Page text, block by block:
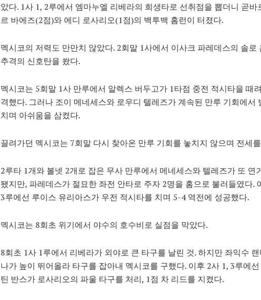
았다. 1사 1, 2루에서 엠마누엘 리베라의 희생타로 선취점을 뽑더니 곧바
르 바에즈(2점)와 에디 로사리오(1점)의 백투백 홈런이 터졌다.
멕시코의 저력도 만만치 않았다. 2회말 1사에서 이사크 파레데스의 솔로
추격의 신호탄을 쐈다.
멕시코는 5회말 1사 만루에서 알렉스 버두고가 1타점 중전 적시타을 때
격했다. 그러나 조이 메네세스와 로우디 텔레즈가 계속된 만루 기회에서
치며 아쉬움을 삼켰다.
끌려가던 멕시코는 7회말 다시 찾아온 만루 기회를 놓치지 않으며 전세
2루타 1개와 볼넷 2개로 잡은 무사 만루에서 메네세스와 텔레즈가 또 연
됐지만, 파레데스가 절묘한 좌전 안타로 주자 2명을 홈으로 불러들였다.
3루에선 루이스 유리아스가 우전 적시타를 치며 5-4 역전에 성공했다.
멕시코는 8회초 위기에서 야수의 호수비로 실점을 막았다.
8회초 1사 1루에서 리베라가 외야로 큰 타구를 날린 것. 하지만 좌익수
나가 높이 뛰어올라 타구를 잡아내 멕시코를 구했다. 이후 2사 1, 3루에
틴 반스가 로사리오의 파울 타구를 처리, 1점 차 리드를 지켰다.